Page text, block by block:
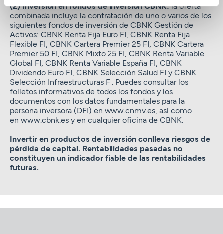
(2) Inversión en fondos de inversión CBNK:la oferta
combinada incluye la contratación de uno o varios de los
siguientes fondos de inversión de CBNK Gestión de
Activos: CBNK Renta Fija Euro FI, CBNK Renta Fija
Flexible FI, CBNK Cartera Premier 25 FI, CBNK Cartera
Premier 50 FI, CBNK Mixto 25 FI, CBNK Renta Variable
Global FI, CBNK Renta Variable España FI, CBNK
Dividendo Euro FI, CBNK Selección Salud FI y CBNK
Selección Infraestructuras FI. Puedes consultar los
folletos informativos de todos los fondos y los
documentos con los datos fundamentales para la
persona inversora (DFI) en www.cnmv.es, así como
en www.cbnk.es y en cualquier oficina de CBNK.
Invertir en productos de inversión conlleva riesgos de
pérdida de capital. Rentabilidades pasadas no
constituyen un indicador fiable de las rentabilidades
futuras.